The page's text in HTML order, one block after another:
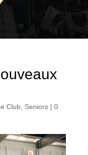
Club, Seniors| 0